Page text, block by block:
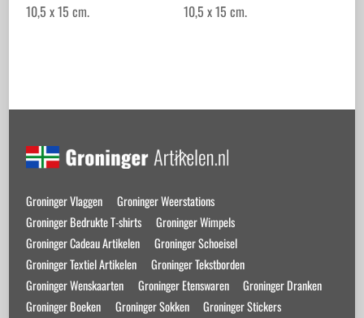
10,5 x 15 cm.
10,5 x 15 cm.
Back
Top
Groninger Vlaggen
Groninger Weerstations
Groninger Bedrukte T-shirts
Groninger Wimpels
Groninger Cadeau Artikelen
Groninger Schoeisel
Groninger Textiel Artikelen
Groninger Tekstborden
Groninger Wenskaarten
Groninger Etenswaren
Groninger Dranken
Groninger Boeken
Groninger Sokken
Groninger Stickers